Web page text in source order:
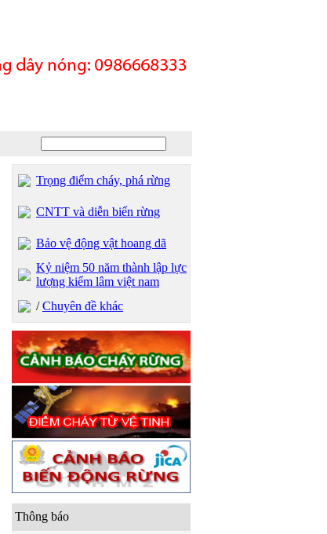
Trọng điểm cháy, phá rừng
CNTT và diễn biến rừng
Bảo vệ động vật hoang dã
Kỷ niệm 50 năm thành lập lực
lượng kiểm lâm việt nam
/Chuyên đề khác
Thông báo